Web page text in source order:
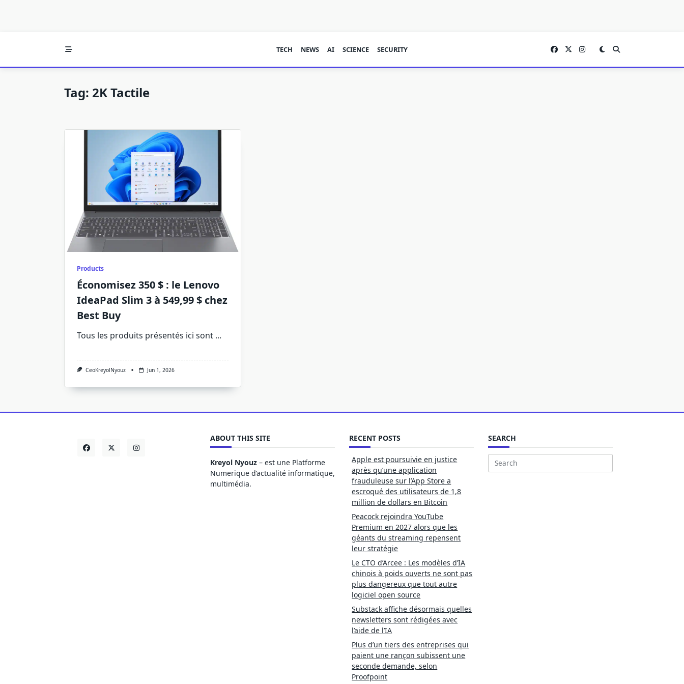
TECH NEWS AI SCIENCE SECURITY
Tag: 2K Tactile
Products
Économisez 350 $ : le Lenovo
IdeaPad Slim 3 à 549,99 $ chez
Best Buy
Tous les produits présentés ici sont ...
CeoKreyolNyouz Jun 1, 2026
ABOUT THIS SITE
Kreyol Nyouz – est une Platforme
Numerique d’actualité informatique,
multimédia.
RECENT POSTS
Apple est poursuivie en justice
après qu’une application
frauduleuse sur l’App Store a
escroqué des utilisateurs de 1,8
million de dollars en Bitcoin
Peacock rejoindra YouTube
Premium en 2027 alors que les
géants du streaming repensent
leur stratégie
Le CTO d’Arcee : Les modèles d’IA
chinois à poids ouverts ne sont pas
plus dangereux que tout autre
logiciel open source
Substack affiche désormais quelles
newsletters sont rédigées avec
l’aide de l’IA
Plus d’un tiers des entreprises qui
paient une rançon subissent une
seconde demande, selon
Proofpoint
SEARCH
Search